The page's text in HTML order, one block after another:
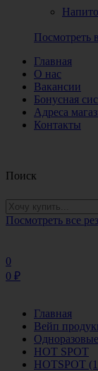
Посмотреть
Главная
О нас
Вакансии
Бонусная
Адреса
Контакты
Поиск
Посмотреть все
0
0 ₽
Главная
Вейп
HOT SPOT
HOTSPOT